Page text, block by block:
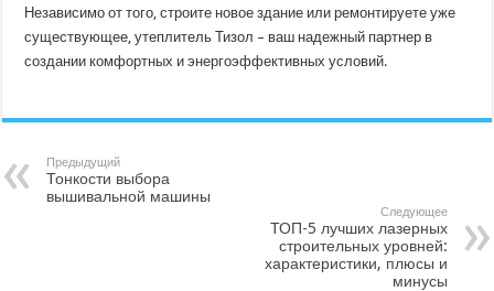
Независимо от того, строите новое здание или ремонтируете уже
существующее, утеплитель Тизол – ваш надежный партнер в
создании комфортных и энергоэффективных условий.
Предыдущий
Тонкости выбора
вышивальной машины
Следующее
ТОП-5 лучших лазерных
строительных уровней:
характеристики, плюсы и
минусы